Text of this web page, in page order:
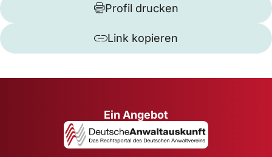
Profil drucken
Link kopieren
Ein Angebot